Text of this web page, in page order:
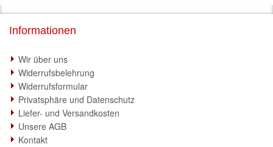
Informationen
Wir über uns
Widerrufsbelehrung
Widerrufsformular
Privatsphäre und Datenschutz
Liefer- und Versandkosten
Unsere AGB
Kontakt